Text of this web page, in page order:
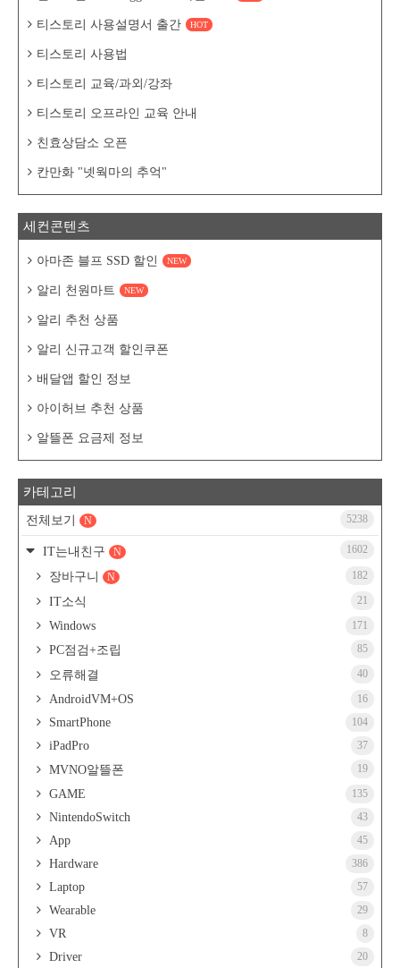
티스토리 사용설명서 출간 HOT
티스토리 사용법
티스토리 교육/과외/강좌
티스토리 오프라인 교육 안내
친효상담소 오픈
칸만화 "넷웍마의 추억"
세컨콘텐츠
아마존 블프 SSD 할인 NEW
알리 천원마트 NEW
알리 추천 상품
알리 신규고객 할인쿠폰
배달앱 할인 정보
아이허브 추천 상품
알뜰폰 요금제 정보
카테고리
전체보기 5238
N
IT는내친구 1602
N
장바구니 182
N
IT소식 21
Windows 171
PC점검+조립 85
오류해결 40
AndroidVM+OS 16
SmartPhone 104
iPadPro 37
MVNO알뜰폰 19
GAME 135
NintendoSwitch 43
App 45
Hardware 386
Laptop 57
Wearable 29
VR 8
Driver 20